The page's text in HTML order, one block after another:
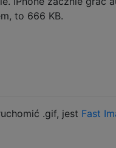
to 666 KB.
.gif, jest Fast